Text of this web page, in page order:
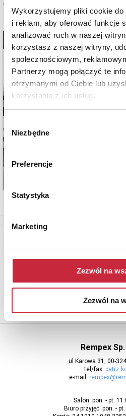
Wykorzystujemy pliki cookie
i reklam, aby oferować funkcje
analizować ruch w naszej
korzystasz z naszej witryny,
społecznościowym,
Partnerzy mogą połączyć te
otrzymanymi od Ciebie lub
korzystania z ich usług.
zgody
Niezbędne
Preferencje
Statystyka
Marketing
Zezwól na
Zezwól na
Cena sprzedaży
11 000 zł
Rempex
ul Karowa 31, 00-
tel/fax: patrz
e-mail:
Salon: pon. - pt.
Biuro przyjęć: pon. -